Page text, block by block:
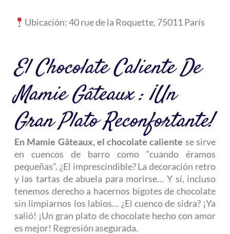
Ubicación:40 rue de la Roquette, 75011 París
El Chocolate Caliente De
Mamie Gâteaux : ¡un
Gran Plato Reconfortante!
En Mamie Gâteaux, el chocolate caliente se sirve
en cuencos de barro como “cuando éramos
pequeñas”. ¿El imprescindible? La decoración retro
y las tartas de abuela para morirse… Y sí, incluso
tenemos derecho a hacernos bigotes de chocolate
sin limpiarnos los labios… ¿El cuenco de sidra? ¡Ya
salió! ¡Un gran plato de chocolate hecho con amor
es mejor! Regresión asegurada.